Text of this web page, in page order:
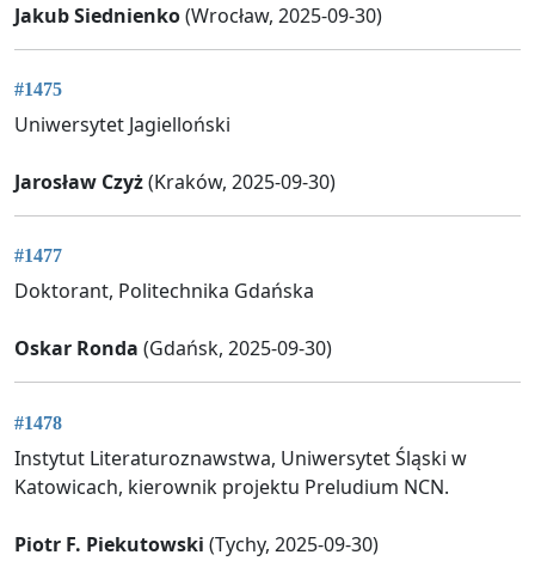
Jakub Siednienko(Wrocław, 2025-09-30)
#1475
Uniwersytet Jagielloński
Jarosław Czyż(Kraków, 2025-09-30)
#1477
Doktorant, Politechnika Gdańska
Oskar Ronda (Gdańsk, 2025-09-30)
#1478
Instytut Literaturoznawstwa, Uniwersytet Śląski w
Katowicach, kierownik projektu Preludium NCN.
Piotr F. Piekutowski (Tychy, 2025-09-30)